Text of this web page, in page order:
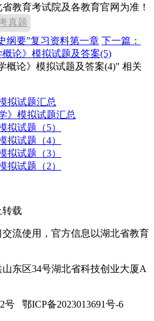
教育考试院及各教育官网为准！
真题
纲要”复习资料第一章 下一篇：
论》模拟试题及答案(5)
概论》模拟试题及答案(4)" 相关
拟试题汇总
》模拟试题汇总
拟试题（5）
拟试题（4）
拟试题（3）
拟试题（2）
转载
流使用，官方信息以湖北省教育
东区34号湖北省科技创业大厦A
号 鄂ICP备2023013691号-6